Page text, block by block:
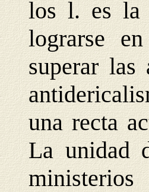
los l. es la
lograrse
superar las
una recta
La unidad